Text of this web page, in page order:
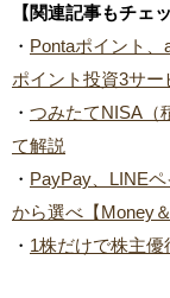
【関連記事もチェッ
・ Pontaポイント
ポイント投資3サ
・ つみたてNISA（
て解説
・ PayPay、LINE
から選べ【Money＆
・ 1株だけで株主